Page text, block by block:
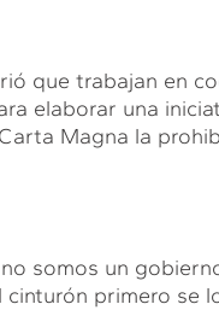
que trabajan en
elaborar una
Magna la
somos un
primero se